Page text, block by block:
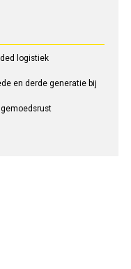
logistiek
en derde generatie bij